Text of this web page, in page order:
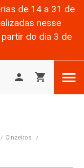
de 14 a 31 de
nesse
do dia 3 de
person shopping_cart 
Cinzeiros